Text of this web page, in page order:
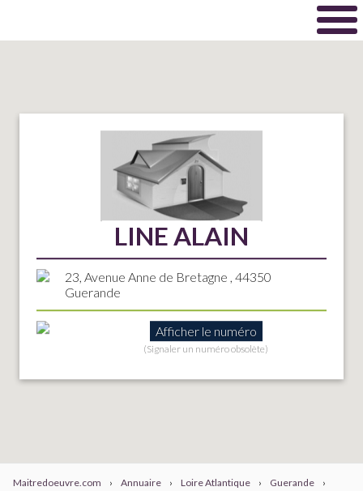
LINE ALAIN
23, Avenue Anne de Bretagne , 44350
Guerande
Afficher le numéro
(Signaler un numéro obsolète)
Maitredoeuvre.com › Annuaire › Loire Atlantique › Guerande
›